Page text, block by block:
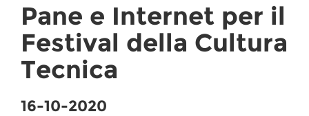
Pane e Internet per il
Festival della Cultura
Tecnica
16-10-2020